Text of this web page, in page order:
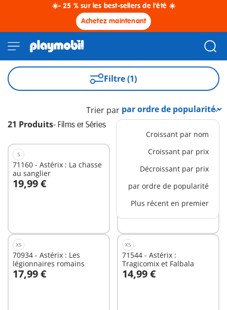
☀️- 25 % sur les best-sellers de l'été ☀️
Achetez maintenant
Filtre (1)
21 Produits- Films et Séries
Trier par
Croissant par nom
Croissant par prix
Décroissant par prix
par ordre de popularité
Plus récent en premier
S
71160 - Astérix : La chasse
au sanglier
19,99 €
Au panier
71543 - Astérix : Le char
romain
29,99 €
Au panier
XS
70934 - Astérix : Les
légionnaires romains
17,99 €
Au panier
XS
71544 - Astérix :
Tragicomix et Falbala
14,99 €
Au panier